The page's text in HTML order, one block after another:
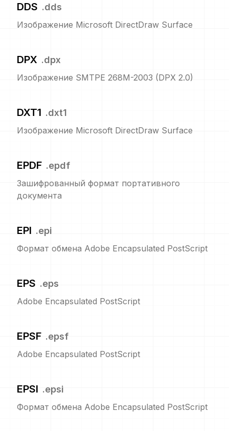
DDS .dds
Изображение Microsoft DirectDraw Surface
DPX .dpx
Изображение SMTPE 268M-2003 (DPX 2.0)
DXT1 .dxt1
Изображение Microsoft DirectDraw Surface
EPDF .epdf
Зашифрованный формат портативного
документа
EPI .epi
Формат обмена Adobe Encapsulated PostScript
EPS .eps
Adobe Encapsulated PostScript
EPSF .epsf
Adobe Encapsulated PostScript
EPSI .epsi
Формат обмена Adobe Encapsulated PostScript